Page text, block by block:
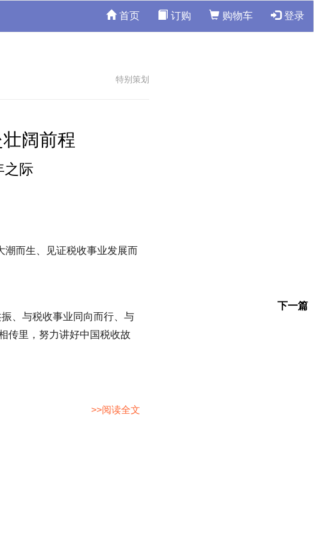
首页 订购 购物车 登录
特别策划
阔前程
之际
下一篇
潮而生、见证税收事业发展而
、与税收事业同向而行、与
传里，努力讲好中国税收故
>>阅读全文